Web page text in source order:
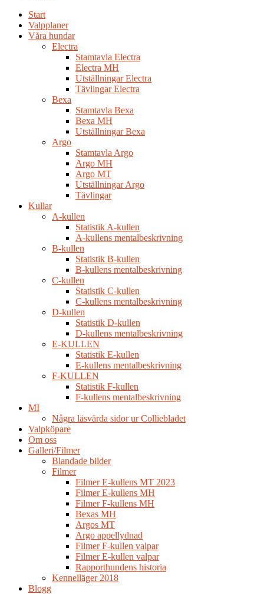
Start
Valpplaner
Våra hundar
Electra
Stamtavla Electra
Electra MH
Utställningar Electra
Tävlingar Electra
Bexa
Stamtavla Bexa
Bexa MH
Utställningar Bexa
Argo
Stamtavla Argo
Argo MH
Argo MT
Utställningar Argo
Tävlingar
Kullar
A-kullen
Statistik A-kullen
A-kullens mentalbeskrivning
B-kullen
Statistik B-kullen
B-kullens mentalbeskrivning
C-kullen
Statistik C-kullen
C-kullens mentalbeskrivning
D-kullen
Statistik D-kullen
D-kullens mentalbeskrivning
E-KULLEN
Statistik E-kullen
E-kullens mentalbeskrivning
F-KULLEN
Statistik F-kullen
F-kullens mentalbeskrivning
MI
Några läsvärda sidor ur Colliebladet
Valpköpare
Om oss
Galleri/Filmer
Blandade bilder
Filmer
Filmer E-kullens MT 2023
Filmer E-kullens MH
Filmer F-kullens MH
Bexas MH
Argos MT
Argo appellydnad
Filmer F-kullen valpar
Filmer E-kullen valpar
Rapporthundens historia
Kennelläger 2018
Blogg